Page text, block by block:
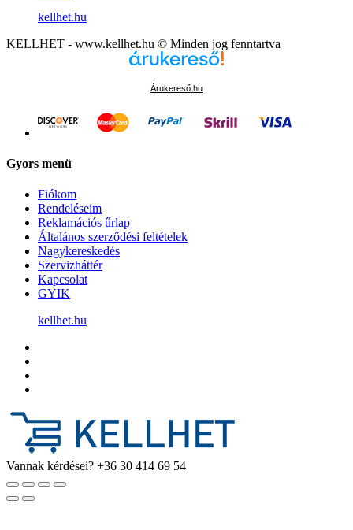
kellhet.hu
KELLHET - www.kellhet.hu © Minden jog fenntartva
Árukereső.hu
Gyors menü
Fiókom
Rendeléseim
Reklamációs űrlap
Általános szerződési feltételek
Nagykereskedés
Szervizháttér
Kapcsolat
GYIK
kellhet.hu
Vannak kérdései? +36 30 414 69 54